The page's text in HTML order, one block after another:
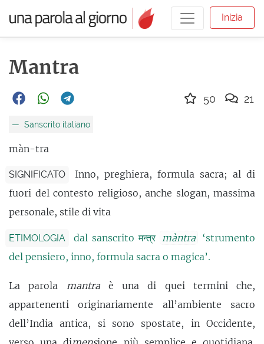
Inizia
Mantra
Sanscrito italiano
màn-tra
SIGNIFICATO
Inno, preghiera, formula sacra; al di
fuori del contesto religioso, anche slogan, massima
personale, stile di vita
ETIMOLOGIA dal sanscrito मन्त्र màntra
‘strumento
del pensiero, inno, formula sacra o magica’.
La parola mantraè una di quei termini che,
appartenenti originariamente all’ambiente sacro
dell’India antica, si sono spostate, in Occidente,
50 21